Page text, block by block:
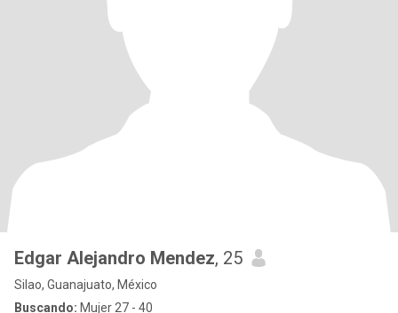
Edgar Alejandro Mendez, 25
Silao, Guanajuato, México
Buscando: Mujer 27 - 40